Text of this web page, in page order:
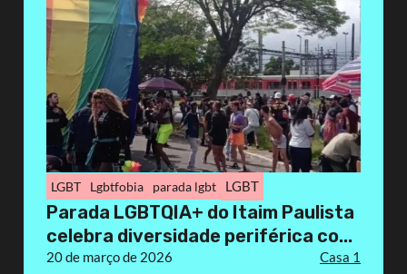
LGBT Lgbtfobia parada lgbt LGBT
Parada LGBTQIA+ do Itaim Paulista
celebra diversidade periférica co...
20 de março de 2026 Casa 1